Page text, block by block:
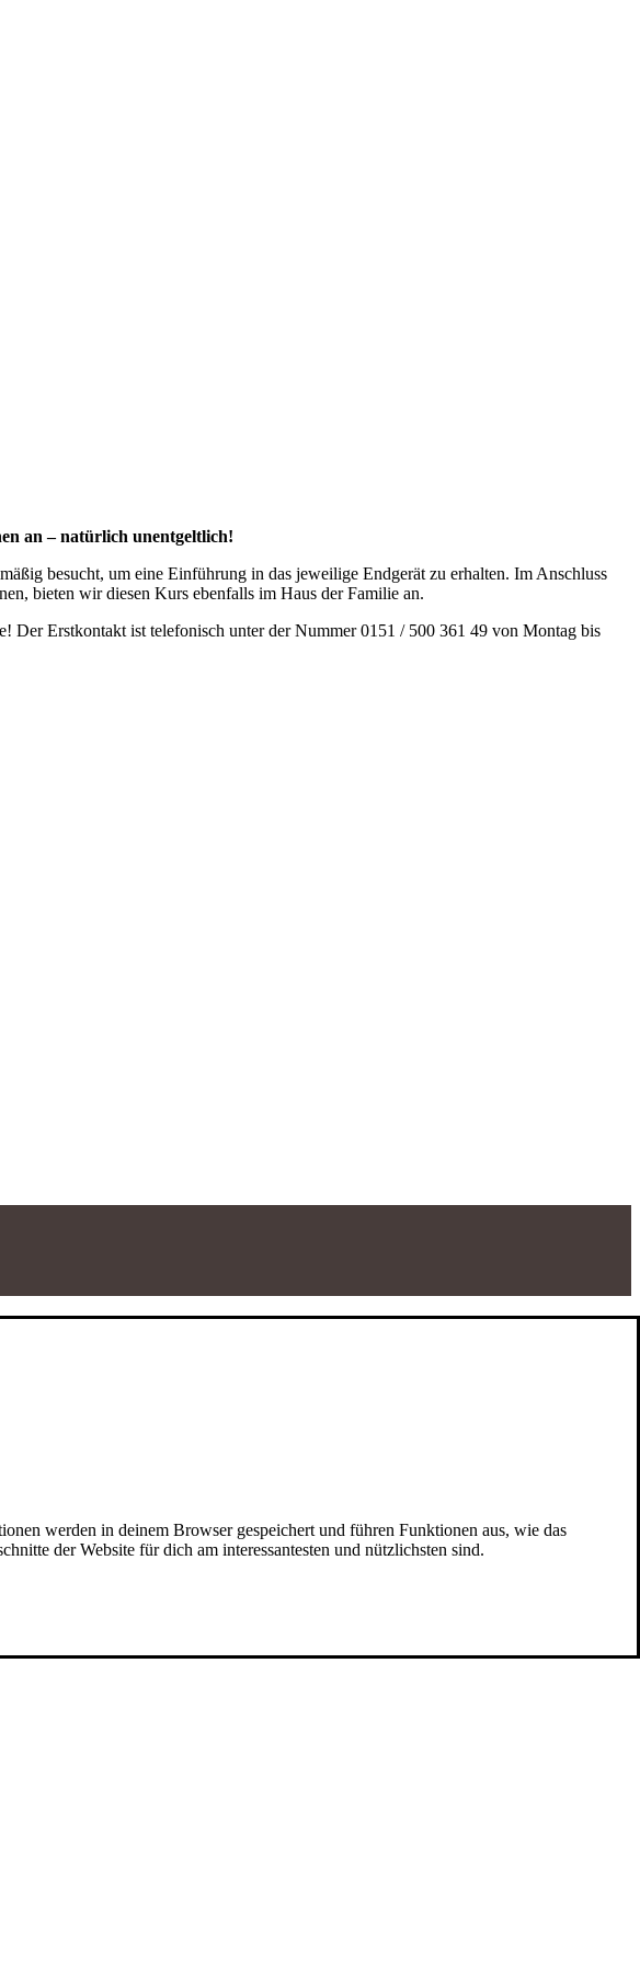
an – natür­lich unentgeltlich!
besucht, um eine Ein­füh­rung in das jewei­li­ge End­ge­rät zu erhal­ten. Im Anschluss
bie­ten wir die­sen Kurs eben­falls im Haus der Fami­lie an.
Der Erst­kon­takt ist tele­fo­nisch unter der Num­mer 0151 / 500 361 49 von Mon­tag bis
werden in deinem Browser gespeichert und führen Funktionen aus, wie das
der Website für dich am interessantesten und nützlichsten sind.